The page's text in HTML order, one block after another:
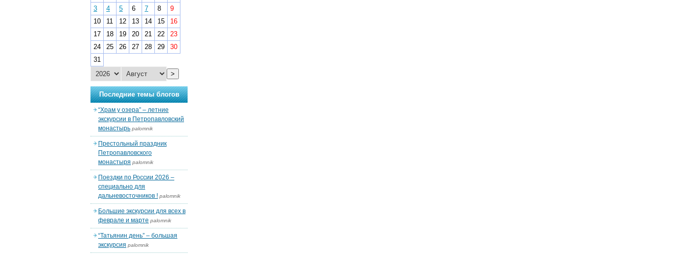
3
4 5 6 7 8
9
10
11 12 13 14 15
16
17
18 19 20 21 22
23
24
25 26 27 28 29
30
31
>
Последние темы блогов
“Храм у озера” – летние
экскурсии в Петропавловский
монастырь palomnik
Престольный праздник
Петропавловского
монастыря palomnik
Поездки по России 2026 –
специально для
дальневосточников ! palomnik
Большие экскурсии для всех в
феврале и марте palomnik
“Татьянин день” – большая
экскурсия palomnik